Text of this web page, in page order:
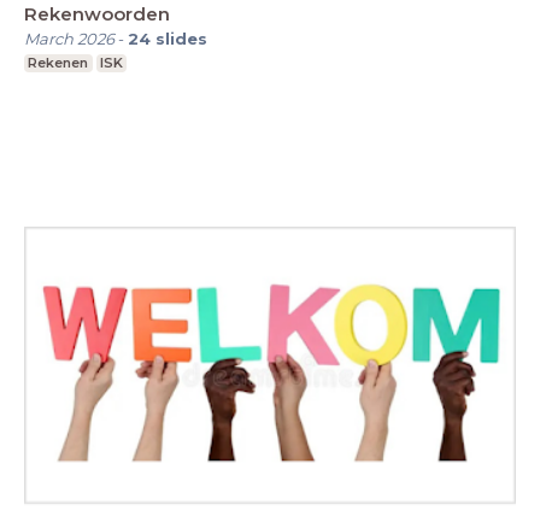
Rekenwoorden
March 2026- 24 slides
Rekenen ISK